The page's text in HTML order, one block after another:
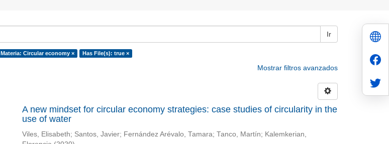
Ir
Materia: Circular economy × Has File(s): true ×
Mostrar filtros avanzados
A new mindset for circular economy strategies: case studies of circularity in the
use of water
Viles, Elisabeth; Santos, Javier; Fernández Arévalo, Tamara; Tanco, Martín; Kalemkerian,